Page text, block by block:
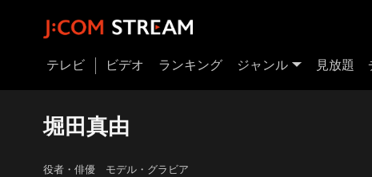
テレビ ビデオ ランキング ジャンル 見放題
堀田真由
役者・俳優 モデル・グラビア